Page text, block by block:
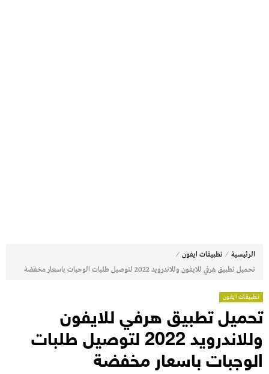
الرئيسية ⁄ تطبيقات ايفون ⁄
تحميل تطبيق هرفي للايفون وللاندرويد 2022 لتوصيل طلبات الوجبات باسعار مخفضة
تطبيقات ايفون
تحميل تطبيق هرفي للايفون
وللاندرويد 2022 لتوصيل طلبات
الوجبات باسعار مخفضة